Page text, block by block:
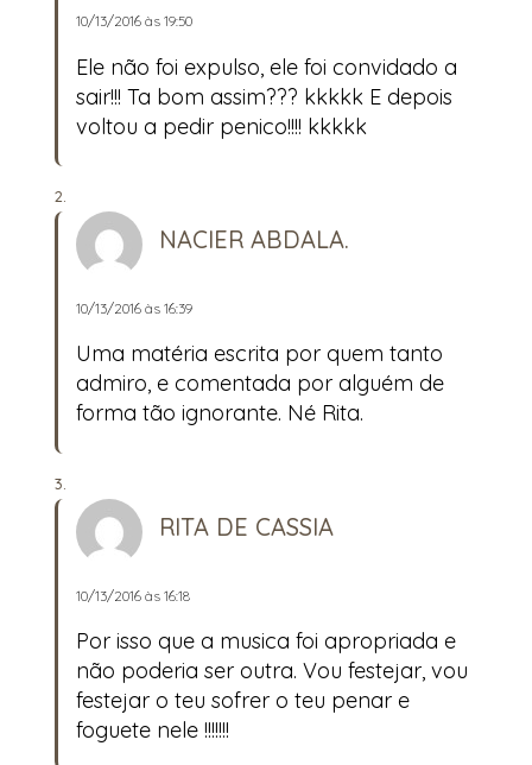
10/13/2016 às 19:50
Ele não foi expulso, ele foi convidado a
sair!!! Ta bom assim??? kkkkk E depois
voltou a pedir penico!!!! kkkkk
NACIER ABDALA.
10/13/2016 às 16:39
Uma matéria escrita por quem tanto
admiro, e comentada por alguém de
forma tão ignorante. Né Rita.
RITA DE CASSIA
10/13/2016 às 16:18
Por isso que a musica foi apropriada e
não poderia ser outra. Vou festejar, vou
festejar o teu sofrer o teu penar e
foguete nele !!!!!!!